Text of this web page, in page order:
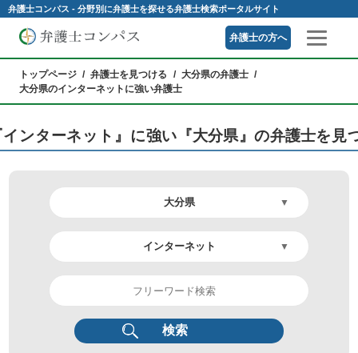
弁護士コンパス - 分野別に弁護士を探せる弁護士検索ポータルサイト
弁護士の方へ
トップページ 弁護士を見つける
大分県の弁護士
大分県のインターネットに強い弁護士
インターネット』に強い『大分県』の弁護士を見
検索